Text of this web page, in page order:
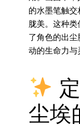
的水墨笔触
胧美。这种
了角色的出
动的生命力与
尘埃